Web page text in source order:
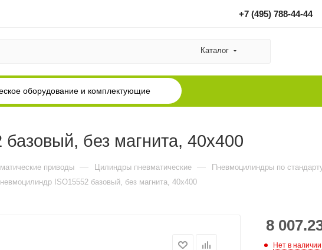
+7 (495) 788-44-44
Каталог
оборудование и комплектующие
без магнита, 40x400
приводы — Цилиндры пневматические — Пневмоцилиндры по
ISO15552 базовый, без магнита, 40x400
8
Нет в наличии